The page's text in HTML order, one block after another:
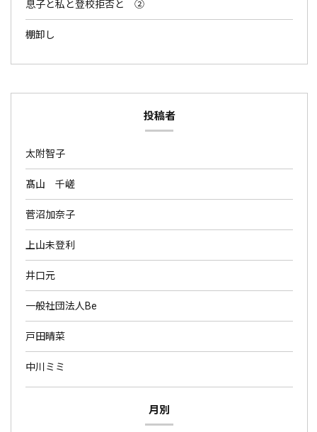
息子と私と登校拒否と ②
棚卸し
投稿者
太附智子
髙山 千嵯
菅沼加奈子
上山未登利
井口元
一般社団法人Be
戸田晴菜
中川ミミ
月別